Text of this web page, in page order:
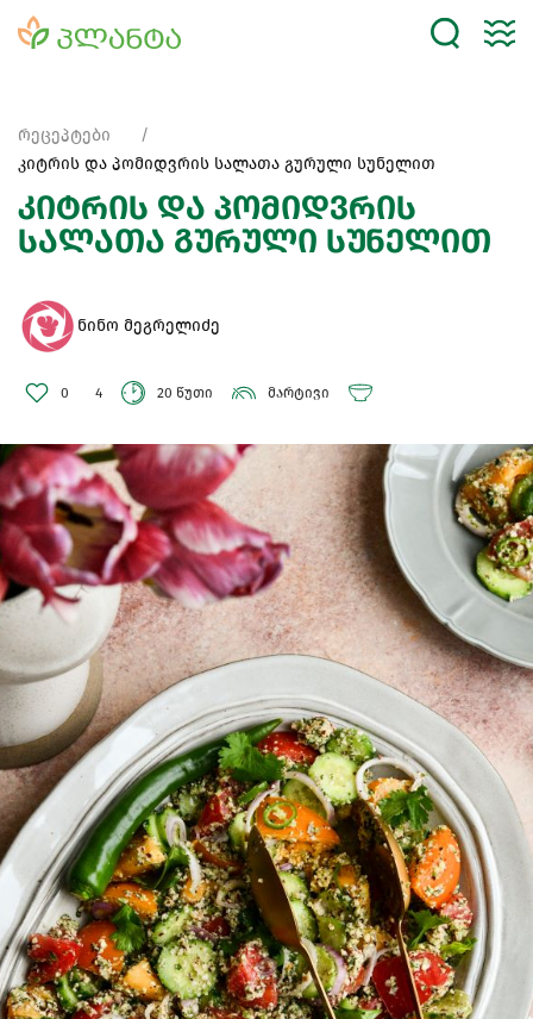
რეცეპტები
კიტრის და პომიდვრის სალათა გურული სუნელით
კიტრის და პომიდვრის
სალათა გურული სუნელით
ნინო მეგრელიძე
0 4 20 წუთი მარტივი